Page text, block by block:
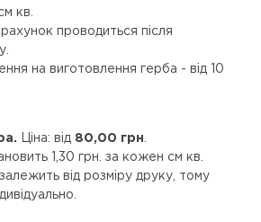
кв.
проводиться після
на виготовлення герба - від 10
Ціна: від 80,00 грн
1,30 грн. за кожен см кв.
від розміру друку, тому